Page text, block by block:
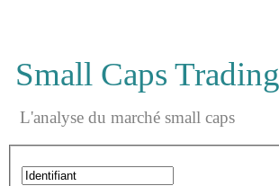
Small Caps Trading
L'analyse du marché small caps